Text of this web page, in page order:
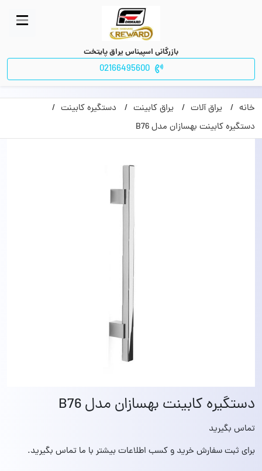
بازرگانی اسپیناس یراق پایتخت
02166495600
خانه یراق آلات یراق کابینت
دستگیره کابینت
دستگیره کابینت بهسازان مدل B76
دستگیره کابینت بهسازان مدل B76
تماس بگیرید
برای ثبت سفارش خرید و کسب اطلاعات بیشتر با ما تماس بگیرید.